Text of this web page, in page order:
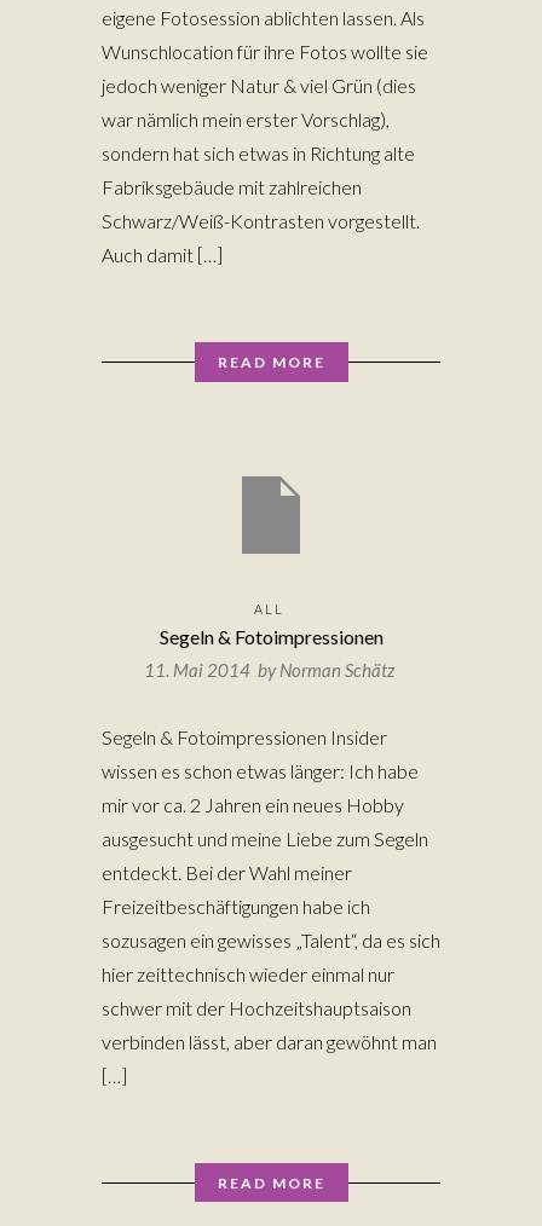
eigene Fotosession ablichten lassen. Als
Wunschlocation für ihre Fotos wollte sie
jedoch weniger Natur & viel Grün (dies
war nämlich mein erster Vorschlag),
sondern hat sich etwas in Richtung alte
Fabriksgebäude mit zahlreichen
Schwarz/Weiß-Kontrasten vorgestellt.
Auch damit […]
READ MORE
ALL
Segeln & Fotoimpressionen
11. Mai 2014 byNorman Schätz
Segeln & Fotoimpressionen Insider
wissen es schon etwas länger: Ich habe
mir vor ca. 2 Jahren ein neues Hobby
ausgesucht und meine Liebe zum Segeln
entdeckt. Bei der Wahl meiner
Freizeitbeschäftigungen habe ich
sozusagen ein gewisses „Talent“, da es sich
hier zeittechnisch wieder einmal nur
schwer mit der Hochzeitshauptsaison
verbinden lässt, aber daran gewöhnt man
[…]
READ MORE